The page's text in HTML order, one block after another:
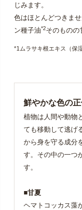
じみます。
色はほとんどつきま
ン種子油*2そのものの
*1ムラサキ根エキス（保
鮮やかな色の
植物は人間や動物
ても移動して逃げ
から身を守る成分
す。その中の一つ
す。
■甘夏
ヘマトコッカス藻